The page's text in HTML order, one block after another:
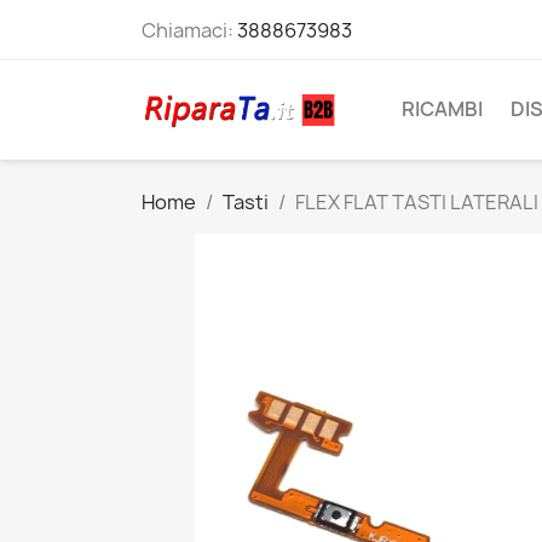
Chiamaci:3888673983
RICAMBI
Home Tasti FLEX FLAT TASTI